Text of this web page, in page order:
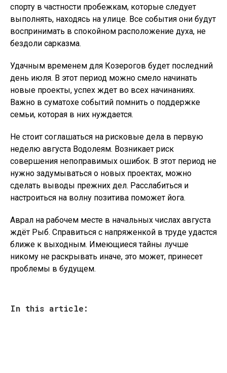
спорту в частности пробежкам, которые следует
выполнять, находясь на улице. Все события они будут
воспринимать в спокойном расположение духа, не
бездоли сарказма.
Удачным временем для Козерогов будет последний
день июля. В этот период можно смело начинать
новые проекты, успех ждет во всех начинаниях.
Важно в суматохе событий помнить о поддержке
семьи, которая в них нуждается.
Не стоит соглашаться на рисковые дела в первую
неделю августа Водолеям. Возникает риск
совершения непоправимых ошибок. В этот период не
нужно задумываться о новых проектах, можно
сделать выводы прежних дел. Расслабиться и
настроиться на волну позитива поможет йога.
Аврал на рабочем месте в начальных числах августа
ждёт Рыб. Справиться с напряженкой в труде удастся
ближе к выходным. Имеющиеся тайны лучше
никому не раскрывать иначе, это может, принесет
проблемы в будущем.
In this article: